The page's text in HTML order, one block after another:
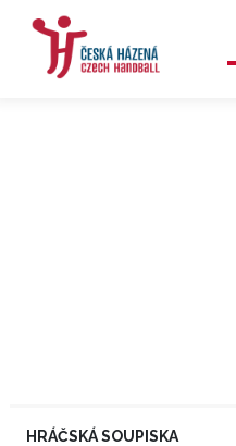
HRÁČSKÁ SOUPISKA